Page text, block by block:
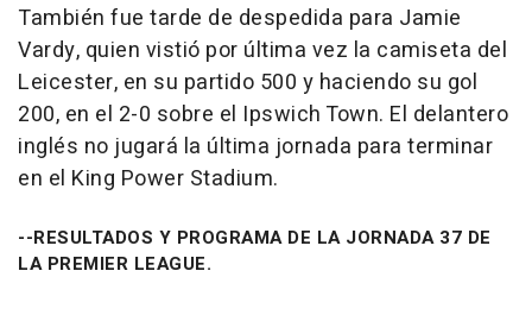
También fue tarde de despedida para Jamie
Vardy, quien vistió por última vez la camiseta del
Leicester, en su partido 500 y haciendo su gol
200, en el 2-0 sobre el Ipswich Town. El delantero
inglés no jugará la última jornada para terminar
en el King Power Stadium.
--RESULTADOS Y PROGRAMA DE LA JORNADA 37 DE
LA PREMIER LEAGUE.